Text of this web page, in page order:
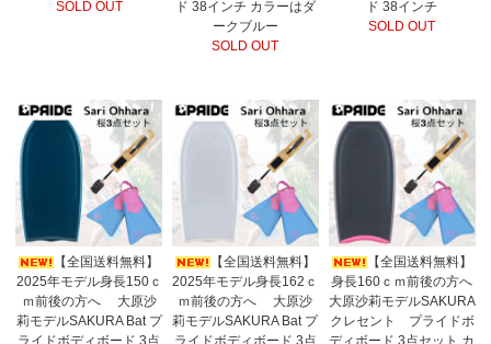
SOLD OUT
ド 38インチ カラーはダ
ークブルー
SOLD OUT
ド 38インチ
SOLD OUT
【全国送料無料】
2025年モデル身長150ｃ
ｍ前後の方へ 大原沙
莉モデルSAKURA Bat プ
ライドボディボード 3点
【全国送料無料】
2025年モデル身長162ｃ
ｍ前後の方へ 大原沙
莉モデルSAKURA Bat プ
ライドボディボード 3点
【全国送料無料】
身長160ｃｍ前後の方へ
大原沙莉モデルSAKURA
クレセント プライドボ
ディボード 3点セット カ